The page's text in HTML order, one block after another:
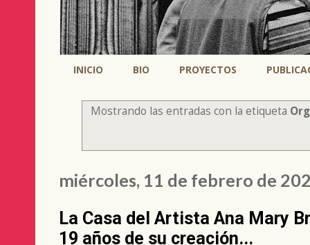
INICIO BIO PROYECTOS
Mostrando las entradas con la etiqueta
miércoles, 11 de febrero de
La Casa del Artista Ana Mary
19 años de su creación...